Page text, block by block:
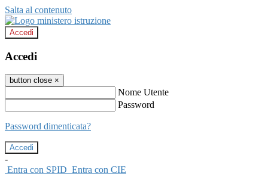
Salta al contenuto
Accedi
Accedi
button close ×
Nome Utente
Password
Password dimenticata?
-
Entra con SPID Entra con CIE